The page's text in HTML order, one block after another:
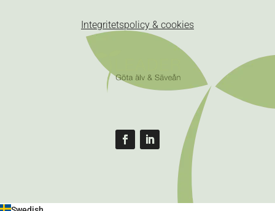
Integritetspolicy & cookies